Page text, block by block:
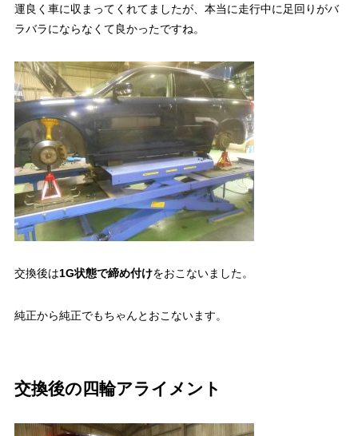
運良く車に収まってくれてましたが、本当に走行中に足回りがバ
ラバラにならなくて良かったですね。
交換後は1G状態で締め付けをおこないました。
純正から純正でもちゃんとおこないます。
交換後の四輪アライメント